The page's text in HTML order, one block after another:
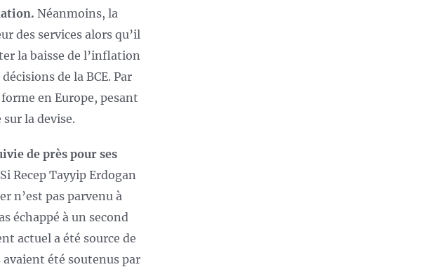
Néanmoins, la
des services alors qu’il
la baisse de l’inflation
de la BCE. Par
en Europe, pesant
la devise.
de près pour ses
Si Recep Tayyip Erdogan
n’est pas parvenu à
échappé à un second
actuel a été source de
été soutenus par